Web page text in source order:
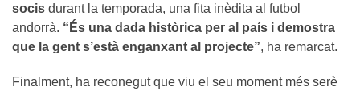
socis durant la temporada, una fita inèdita al futbol
andorrà. “És una dada històrica per al país i demostra
que la gent s’està enganxant al projecte”, ha remarcat.
Finalment, ha reconegut que viu el seu moment més serè